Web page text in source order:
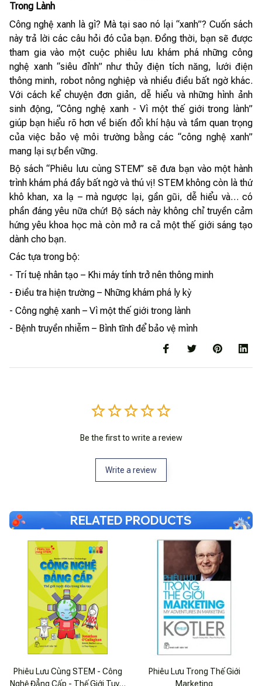
Trong Lành
Công nghệ xanh là gì? Mà tại sao nó lại “xanh”? Cuốn sách
này trả lời các câu hỏi đó của bạn. Đồng thời, bạn sẽ được
tham gia vào một cuộc phiêu lưu khám phá những công
nghệ xanh “siêu đỉnh” như thủy điện tích năng, lưới điện
thông minh, robot nông nghiệp và nhiều điều bất ngờ khác.
Với cách kể chuyện đơn giản, dễ hiểu và những hình ảnh
sinh động, “Công nghệ xanh - Vì một thế giới trong lành”
giúp bạn hiểu rõ hơn về biến đổi khí hậu và tầm quan trọng
của việc bảo vệ môi trường bằng các “công nghệ xanh”
mang lại sự bền vững.
Bộ sách “Phiêu lưu cùng STEM” sẽ đưa bạn vào một hành
trình khám phá đầy bất ngờ và thú vị! STEM không còn là thứ
khô khan, xa lạ – mà ngược lại, gần gũi, dễ hiểu và… có
phần đáng yêu nữa chứ! Bộ sách này không chỉ truyền cảm
hứng yêu khoa học mà còn mở ra cả một thế giới sáng tạo
dành cho bạn.
Các tựa trong bộ:
- Trí tuệ nhân tạo – Khi máy tính trở nên thông minh
- Điều tra hiện trường – Những khám phá ly kỳ
- Công nghệ xanh – Vì một thế giới trong lành
- Bệnh truyền nhiễm – Bình tĩnh để bảo vệ mình
Be the first to write a review
Write a review
RELATED PRODUCTS
Phiêu Lưu Cùng STEM - Công
Nghệ Đẳng Cấp - Thế Giới Tuyệt
Phiêu Lưu Trong Thế Giới
Marketing